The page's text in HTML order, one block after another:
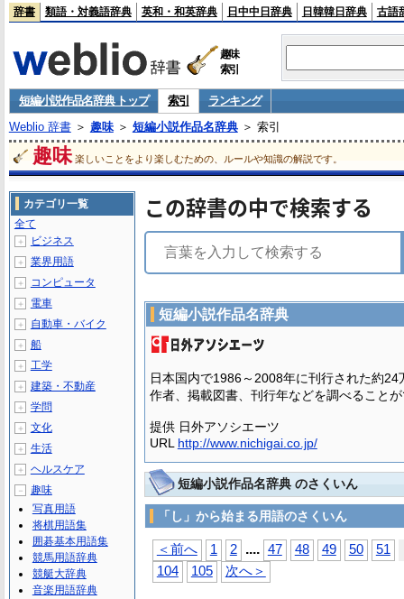
辞書 類語・対義語辞典 英和・和英辞典 日中中日辞典 日韓韓日辞典 古語
趣味
索引
短編小説作品名辞典 トップ 索引
ランキング
Weblio 辞書＞ 趣味＞ 短編小説作品名辞典＞ 索引
趣味 楽しいことをより楽しむための、ルールや知識の解説です。
この辞書の中で検索する
短編小説作品名辞典
日本国内で1986～2008年に刊行された約
作者、掲載図書、刊行年などを調べること
提供 日外アソシエーツ
URL http://www.nichigai.co.jp/
短編小説作品名辞典 のさくいん
「し」から始まる用語のさくいん
＜前へ 1 2 .... 47 48 49 50 51
104
105 次へ＞
カテゴリ一覧
全て
＋ ビジネス
＋ 業界用語
＋ コンピュータ
＋ 電車
＋ 自動車・バイク
＋ 船
＋ 工学
＋ 建築・不動産
＋ 学問
＋ 文化
＋ 生活
＋ ヘルスケア
－
趣味
写真用語
将棋用語集
囲碁基本用語集
競馬用語辞典
競艇大辞典
音楽用語辞典